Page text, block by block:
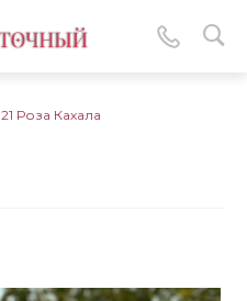
21 Роза Кахала